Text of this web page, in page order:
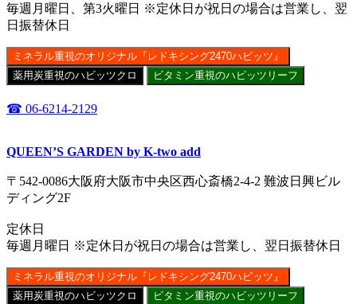
毎週月曜日、第3火曜日 ※定休日が祝日の場合は営業し、翌
日振替休日
ミネラル重視のオリジナル『レドキシング2470ハビッツ』
薬用炭重視のハビッツクロ
ビタミン重視のハビッツリーフ
☎ 06-6214-2129
QUEEN’S GARDEN by K-two add
〒542-0086大阪府大阪市中央区西心斎橋2-4-2 難波日興ビル
ディング2F
定休日
毎週月曜日 ※定休日が祝日の場合は営業し、翌日振替休日
ミネラル重視のオリジナル『レドキシング2470ハビッツ』
薬用炭重視のハビッツクロ
ビタミン重視のハビッツリーフ